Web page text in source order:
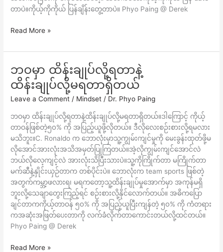
တာပဲ။ကိုယ့်ကိုကိုယ် ပြန်ချိန်းတွေ့တာပဲ။ Phyo Paing @ Derek
Read More »
ဘဝမှာ ထိန်းချုပ်လို့ရတာနဲ့
ထိန်းချုပ်လို့မရတာရှိတယ်
Leave a Comment / Mindset / Dr. Phyo Paing
ဘဝမှာ ထိန်းချုပ်လို့ရတာနဲ့ထိန်းချုပ်လို့မရတာရှိတယ်။ဒါကြောင့် ကိုယ့်
တာဝန်ဖြစ်တဲ့၅၀% ကို အပြည့်ယူဖို့လိုတယ်။ ဒီလိုလေးစဉ်းစားလို့ရမလား
မသိဘူး။C. Ronaldo က ဘောလုံးမှာသူ့ကျွမ်းကျင်မှုကို မေးခွန်းထုတ်ဖို့မ
လိုအောင်အားလုံးအသိအမှတ်ပြုကြတယ်။အဲ့လိုကျွမ်းကျင်အောင်လဲ
ဘယ်လိုလေ့ကျင့်လဲ အားလုံးသိပြီးသားပဲ။သူ့ကိုကြိုက်တာ မကြိုက်တာ
မက်ဆီနဲ့နှိုင်းယှဉ်တာက တစ်ပိုင်းပဲ။ ဘောလုံးက team sports ဖြစ်တဲ့
အတွက်ကမ္ဘာ့ဖလားရ၊ မရကတော့သူ့ထိန်းချုပ်မှုအောက်မှာ အကုန်မရှိ
ဘူးလို့သေချာတွေးကြည့်ရင် စဉ်းစားလို့နိုင်လောက်တယ်။ အဓိကပြော
ချင်တာကကိုယ့်တာဝန် ၅၀% ကို အပြည့်ယူပြီးကျန်တဲ့ ၅၀% ကို ကံတရား
ကအဆုံးအဖြတ်ပေးတာကို လက်ခံလိုက်တာကောင်းတယ်လို့ထင်တယ်။
Phyo Paing @ Derek
ဘဝ
မှာ
ထိန်းချုပ်
လို့
ထိန်းချုပ်
လို့
တယ်
Read More »